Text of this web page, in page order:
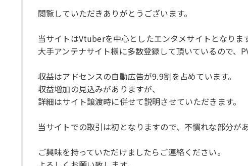
閲覧していただきありがとうございます。
当サイトはVtuberを中心としたエンタメサイトとなりま
大手アンテナサイト様に多数登録して頂いているので、
収益はアドセンスの自動広告が9.9割を占めています。
収益増加の見込みがありますが、
詳細はサイト譲渡時に併せて説明させていただきます。
当サイトでの取引は初となりますので、不慣れな部分があ
ご興味を持っていただけましたらご連絡ください。